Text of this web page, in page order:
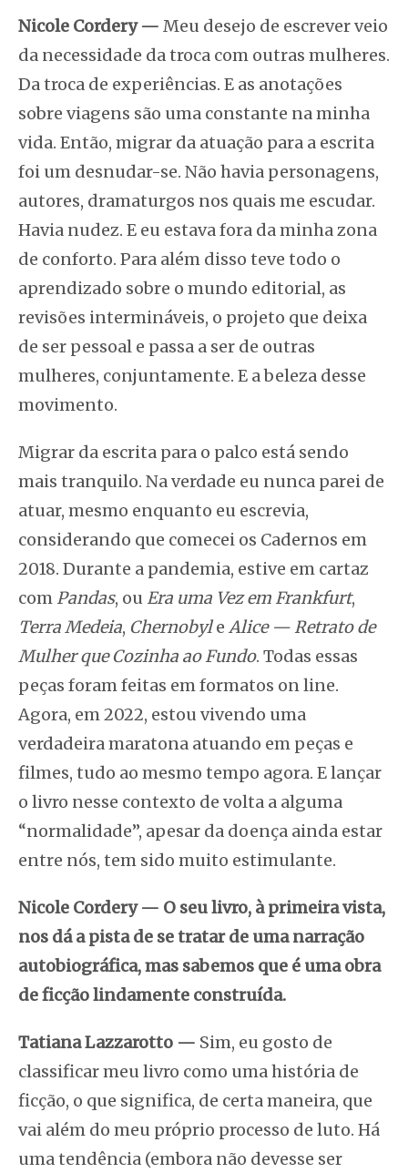
Nicole Cordery — Meu desejo de escrever veio
da necessidade da troca com outras mulheres.
Da troca de experiências. E as anotações
sobre viagens são uma constante na minha
vida. Então, migrar da atuação para a escrita
foi um desnudar-se. Não havia personagens,
autores, dramaturgos nos quais me escudar.
Havia nudez. E eu estava fora da minha zona
de conforto. Para além disso teve todo o
aprendizado sobre o mundo editorial, as
revisões intermináveis, o projeto que deixa
de ser pessoal e passa a ser de outras
mulheres, conjuntamente. E a beleza desse
movimento.
Migrar da escrita para o palco está sendo
mais tranquilo. Na verdade eu nunca parei de
atuar, mesmo enquanto eu escrevia,
considerando que comecei os Cadernos em
2018. Durante a pandemia, estive em cartaz
comPandas, ou Era uma Vez em Frankfurt,
Terra Medeia, Chernobyle Alice — Retrato de
Mulher que Cozinha ao Fundo. Todas essas
peças foram feitas em formatos on line.
Agora, em 2022, estou vivendo uma
verdadeira maratona atuando em peças e
filmes, tudo ao mesmo tempo agora. E lançar
o livro nesse contexto de volta a alguma
“normalidade”, apesar da doença ainda estar
entre nós, tem sido muito estimulante.
Nicole Cordery— O seu livro, à primeira vista,
nos dá a pista de se tratar de uma narração
autobiográfica, mas sabemos que é uma obra
de ficção lindamente construída.
Tatiana Lazzarotto — Sim, eu gosto de
classificar meu livro como uma história de
ficção, o que significa, de certa maneira, que
vai além do meu próprio processo de luto. Há
uma tendência (embora não devesse ser